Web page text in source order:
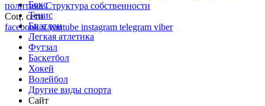
политикаСтруктура собственности
Соц. сети
facebookxyoutube instagram telegram viber
Бокс
Тенис
Биатлон
Легкая атлетика
Футзал
Баскетбол
Хокей
Волейбол
Другие виды спорта
Сайт